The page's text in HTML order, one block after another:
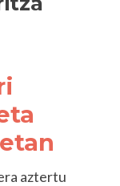
aztertu